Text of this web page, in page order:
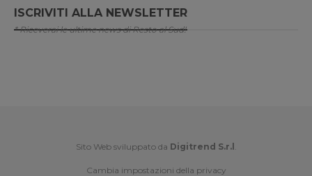
ISCRIVITI ALLA NEWSLETTER
* Riceverai le ultime news di Resto al Sud!
Sito Web sviluppato da Digitrend S.r.l .
Cambia impostazioni della privacy